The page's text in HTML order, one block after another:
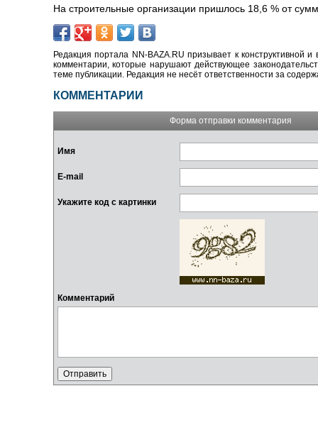
На строительные организации пришлось 18,6 % от
Редакция портала NN-BAZA.RU призывает к конструктивной
комментарии, которые нарушают действующее
теме публикации. Редакция не несёт ответственности за
КОММЕНТАРИИ
Форма отправки комментария
Имя
E-mail
Укажите код с картинки
Комментарий